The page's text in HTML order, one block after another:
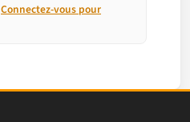
Connectez-vous pour